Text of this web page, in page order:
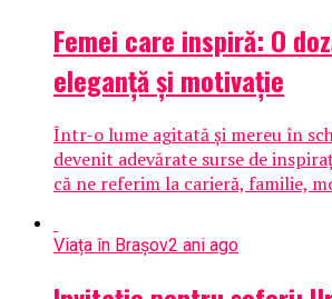
Femei care inspiră: O
eleganță și motivație
Într-o lume agitată și mereu în
devenit adevărate surse de
că ne referim la carieră, familie,
Viața în Brașov2 ani ago